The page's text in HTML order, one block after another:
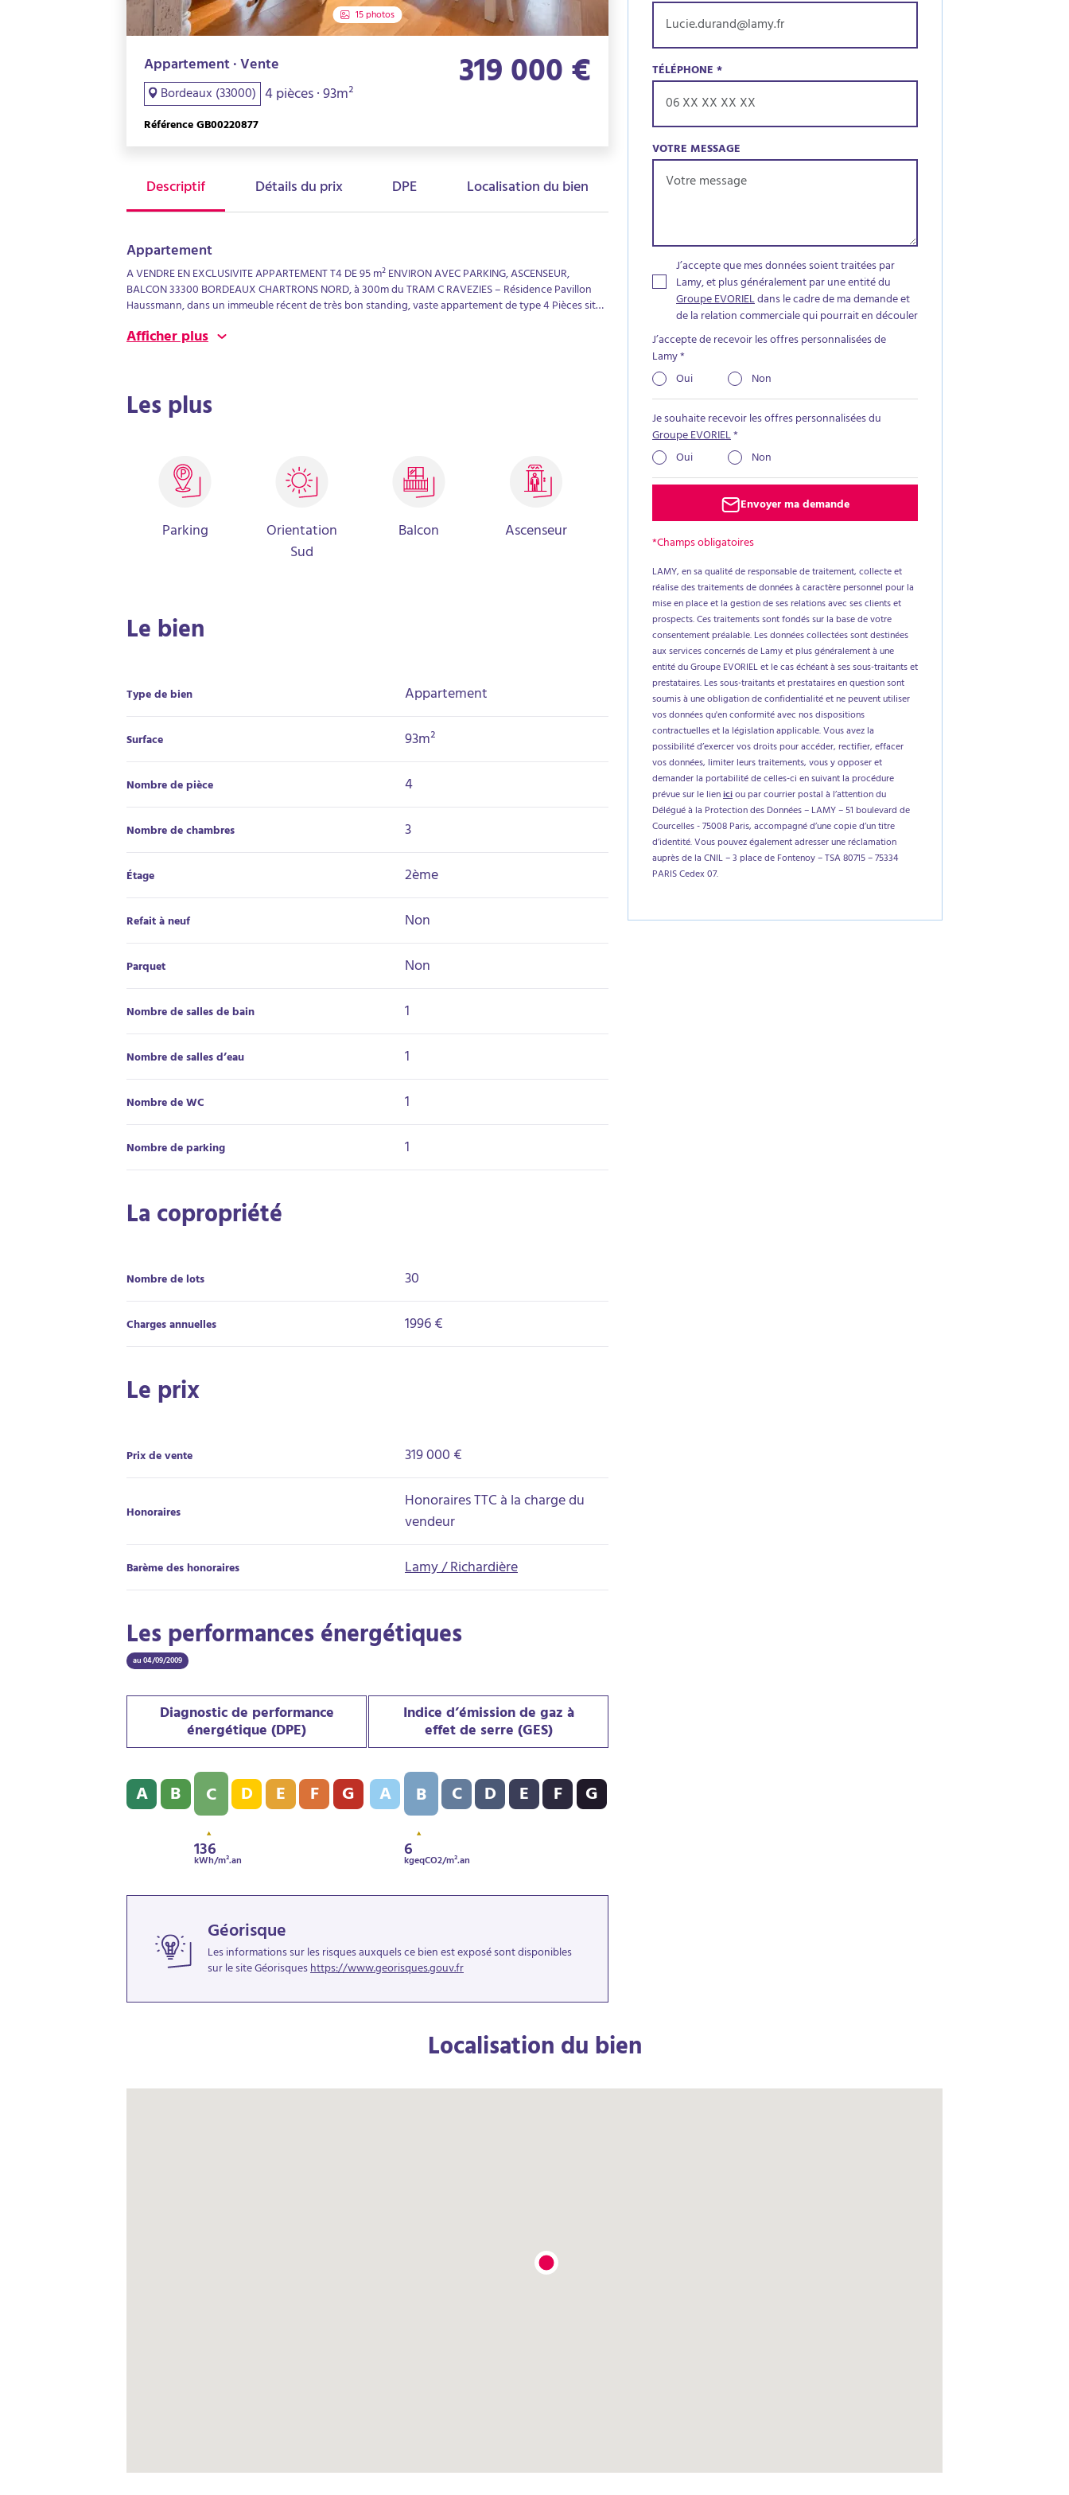
15 photos
Appartement · Vente
Bordeaux (33000) 4 pièces · 93m² 319 000 €
Référence GB00220877
Descriptif Détails du prix DPE Localisation du bien
Appartement
A VENDRE EN EXCLUSIVITE APPARTEMENT T4 DE 95 m² ENVIRON AVEC PARKING, ASCENSEUR,
BALCON 33300 BORDEAUX CHARTRONS NORD, à 300m du TRAM C RAVEZIES – Résidence Pavillon
Haussmann, dans un immeuble récent de très bon standing, vaste appartement de type 4 Pièces situé
d'une entrée, d'un vaste séjour de 27 m², d'une cuisine séparée (ouverture possible), de 3 grandes
Afficher plus
Les plus
Parking Orientation
Sud
Balcon Ascenseur
Le bien
Type de bien Appartement
Surface 93m²
Nombre de pièce 4
Nombre de chambres 3
Étage 2ème
Refait à neuf Non
Parquet Non
Nombre de salles de bain 1
Nombre de salles d’eau 1
Nombre de WC 1
Nombre de parking 1
La copropriété
Nombre de lots 30
Charges annuelles 1996 €
Le prix
Prix de vente 319 000 €
Honoraires Honoraires TTC à la charge du
vendeur
Barème des honoraires Lamy / Richardière
Les performances énergétiques
au 04/09/2009
Diagnostic de performance
énergétique (DPE)
Diagnostic de performance énergétique (DPE) : C - 136 kWh/m².an
A B C
136
kWh/m².an
D E F G
Indice d’émission de gaz à
effet de serre (GES)
Indice d’émission de gaz à effet de serre (GES) : B - 6 kgeqCO2/m².an
A B
6
kgeqCO2/m².an
C D E F G
Géorisque
Les informations sur les risques auxquels ce bien est exposé sont disponibles
sur le site Géorisqueshttps://www.georisques.gouv.fr
TÉLÉPHONE*
VOTRE MESSAGE
J’accepte que mes données soient traitées par
Lamy, et plus généralement par une entité du
Groupe EVORIELdans le cadre de ma demande et
de la relation commerciale qui pourrait en découler
J’accepte de recevoir les offres personnalisées de
Lamy*
Oui
Non
Je souhaite recevoir les offres personnalisées du
Groupe EVORIEL*
Oui
Non
Envoyer ma demande
*Champs obligatoires
LAMY, en sa qualité de responsable de traitement, collecte et
réalise des traitements de données à caractère personnel pour la
mise en place et la gestion de ses relations avec ses clients et
prospects. Ces traitements sont fondés sur la base de votre
consentement préalable. Les données collectées sont destinées
aux services concernés de Lamy et plus généralement à une
entité du Groupe EVORIEL et le cas échéant à ses sous-traitants et
prestataires. Les sous-traitants et prestataires en question sont
soumis à une obligation de confidentialité et ne peuvent utiliser
vos données qu'en conformité avec nos dispositions
contractuelles et la législation applicable. Vous avez la
possibilité d’exercer vos droits pour accéder, rectifier, effacer
vos données, limiter leurs traitements, vous y opposer et
demander la portabilité de celles-ci en suivant la procédure
prévue sur le lieniciou par courrier postal à l’attention du
Délégué à la Protection des Données – LAMY – 51 boulevard de
Courcelles - 75008 Paris, accompagné d’une copie d’un titre
d’identité. Vous pouvez également adresser une réclamation
auprès de la CNIL – 3 place de Fontenoy – TSA 80715 – 75334
PARIS Cedex 07.
Localisation du bien